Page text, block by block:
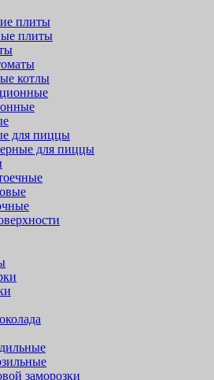
плиты
плиты
котлы
для пиццы
для пиццы
заморозки